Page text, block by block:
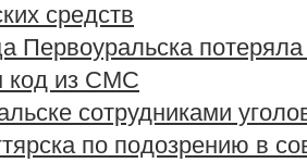
средств
Первоуральска
код из СМС
сотрудниками
по подозрению в